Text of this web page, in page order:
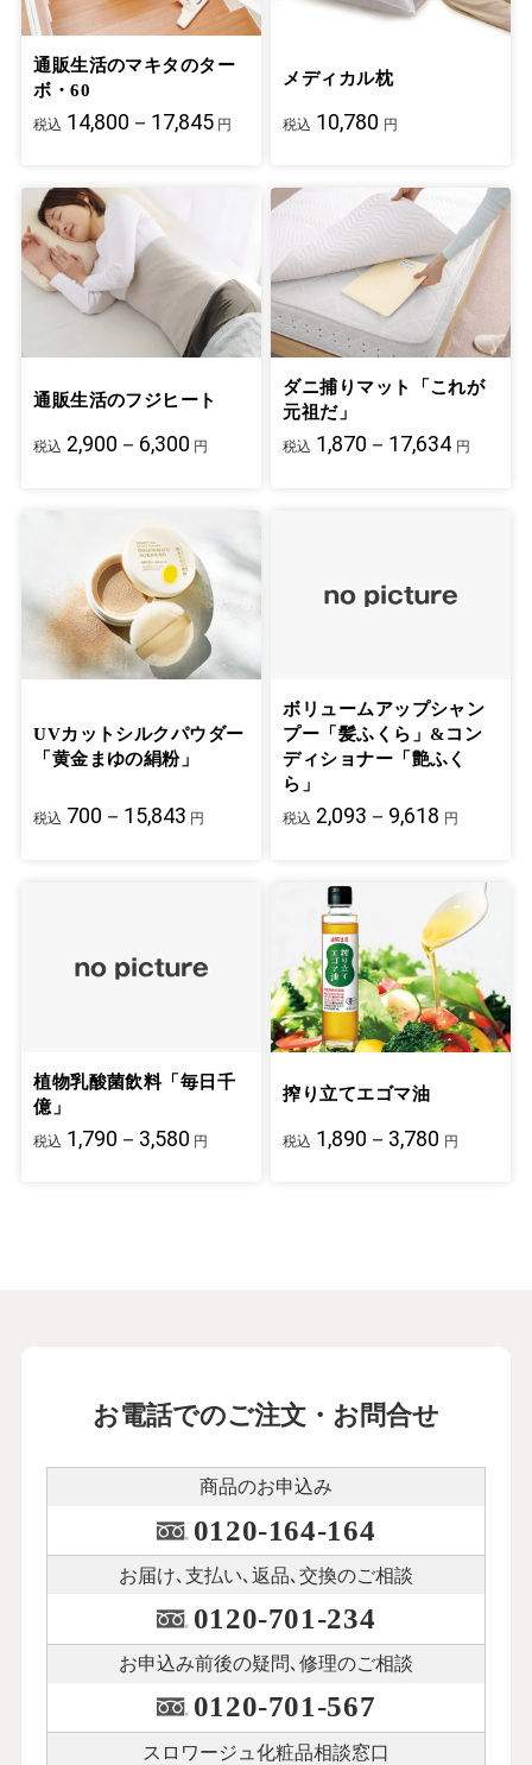
通販生活のマキタのター
ボ・60
税込 14,800－17,845 円
メディカル枕
税込 10,780 円
通販生活のフジヒート
税込 2,900－6,300 円
ダニ捕りマット「これが
元祖だ」
税込 1,870－17,634 円
UVカットシルクパウダー
「黄金まゆの絹粉」
税込 700－15,843 円
ボリュームアップシャン
プー「髪ふくら」&コン
ディショナー「艶ふく
ら」
税込 2,093－9,618 円
植物乳酸菌飲料「毎日千
億」
税込 1,790－3,580 円
搾り立てエゴマ油
税込 1,890－3,780 円
お電話でのご注文・お問合せ
商品のお申込み
0120-164-164
お届け､支払い､ 返品､交換のご相談
0120-701-234
お申込み前後の疑問､修理のご相談
0120-701-567
スロワージュ化粧品相談窓口